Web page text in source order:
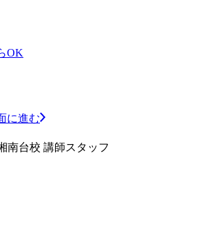
OK
に進む
南台校 講師スタッフ